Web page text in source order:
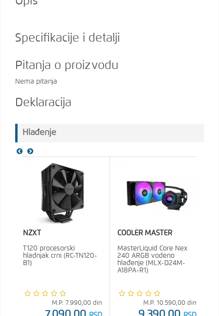
Specifikacije i detalji
Pitanja o proizvodu
Nema pitanja
Deklaracija
Hlađenje
NZXT
T120 procesorski
hladnjak crni (RC-TN120-
B1)
M.P. 7.990,00 din
COOLER MASTER
MasterLiquid Core Nex
240 ARGB vodeno
hlađenje (MLX-D24M-
A18PA-R1)
M.P. 10.590,00 din